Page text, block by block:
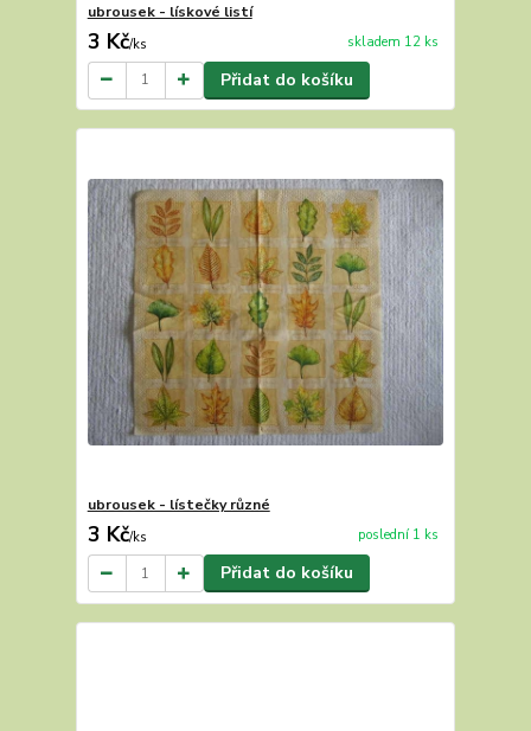
ubrousek - lískové listí
3 Kč/ks skladem 12 ks
Přidat do košíku
ubrousek - lístečky různé
3 Kč/ks poslední 1 ks
Přidat do košíku